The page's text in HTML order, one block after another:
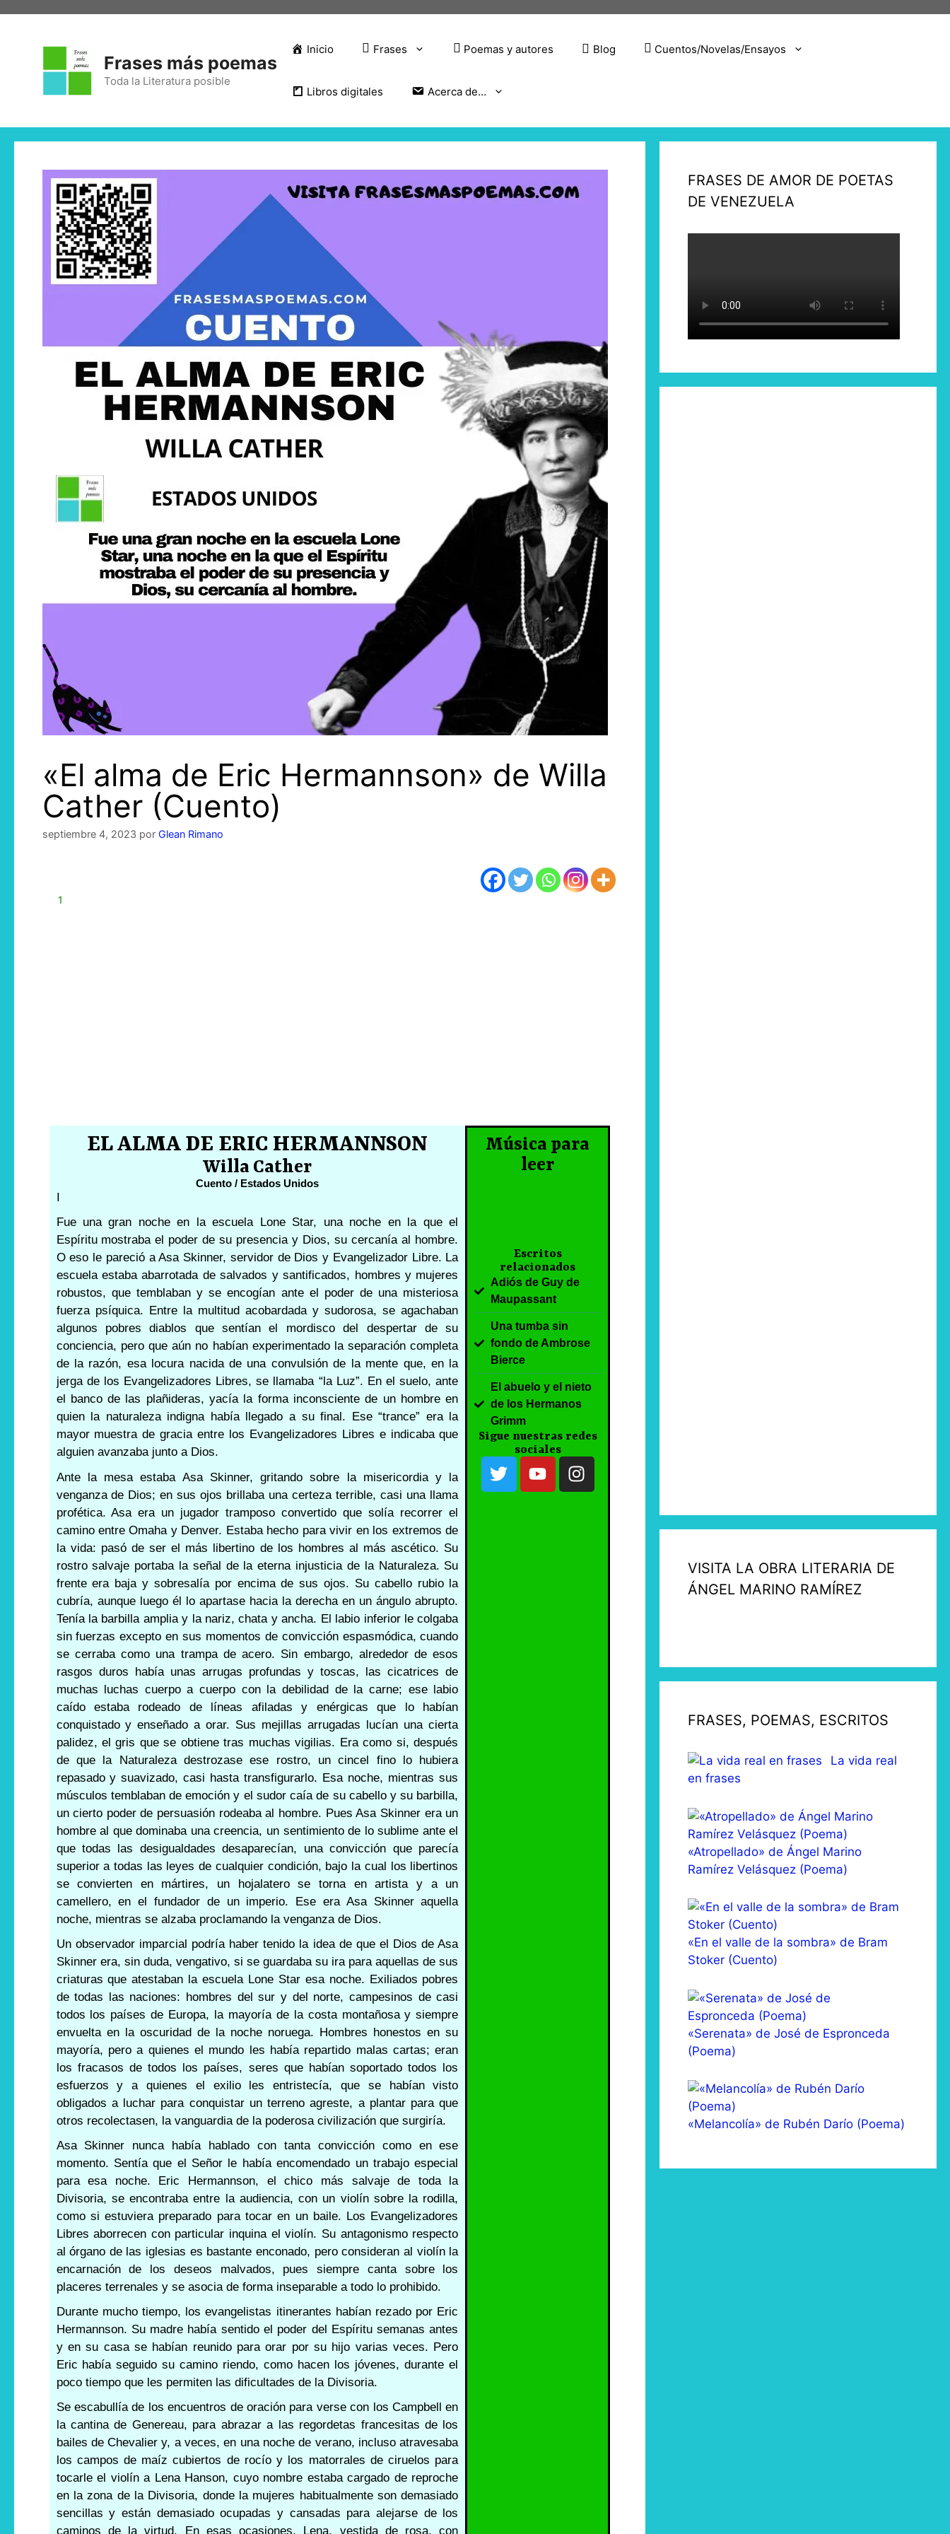
Frases más poemas
Toda la Literatura posible
Inicio Frases Poemas y autores Blog Cuentos/Novelas/Ensayos
Libros digitales Acerca de…
«El alma de Eric Hermannson» de Willa
Cather (Cuento)
septiembre 4, 2023 por Glean Rimano
1
EL ALMA DE ERIC HERMANNSON
Willa Cather
Cuento / Estados Unidos
Fue una gran noche en la escuela Lone Star, una noche en la que el
Espíritu mostraba el poder de su presencia y Dios, su cercanía al hombre.
O eso le pareció a Asa Skinner, servidor de Dios y Evangelizador Libre. La
escuela estaba abarrotada de salvados y santificados, hombres y mujeres
robustos, que temblaban y se encogían ante el poder de una misteriosa
fuerza psíquica. Entre la multitud acobardada y sudorosa, se agachaban
algunos pobres diablos que sentían el mordisco del despertar de su
conciencia, pero que aún no habían experimentado la separación completa
de la razón, esa locura nacida de una convulsión de la mente que, en la
jerga de los Evangelizadores Libres, se llamaba “la Luz”. En el suelo, ante
el banco de las plañideras, yacía la forma inconsciente de un hombre en
quien la naturaleza indigna había llegado a su final. Ese “trance” era la
mayor muestra de gracia entre los Evangelizadores Libres e indicaba que
alguien avanzaba junto a Dios.
Ante la mesa estaba Asa Skinner, gritando sobre la misericordia y la
venganza de Dios; en sus ojos brillaba una certeza terrible, casi una llama
profética. Asa era un jugador tramposo convertido que solía recorrer el
camino entre Omaha y Denver. Estaba hecho para vivir en los extremos de
la vida: pasó de ser el más libertino de los hombres al más ascético. Su
rostro salvaje portaba la señal de la eterna injusticia de la Naturaleza. Su
frente era baja y sobresalía por encima de sus ojos. Su cabello rubio la
cubría, aunque luego él lo apartase hacia la derecha en un ángulo abrupto.
Tenía la barbilla amplia y la nariz, chata y ancha. El labio inferior le colgaba
sin fuerzas excepto en sus momentos de convicción espasmódica, cuando
se cerraba como una trampa de acero. Sin embargo, alrededor de esos
rasgos duros había unas arrugas profundas y toscas, las cicatrices de
muchas luchas cuerpo a cuerpo con la debilidad de la carne; ese labio
caído estaba rodeado de líneas afiladas y enérgicas que lo habían
conquistado y enseñado a orar. Sus mejillas arrugadas lucían una cierta
palidez, el gris que se obtiene tras muchas vigilias. Era como si, después
de que la Naturaleza destrozase ese rostro, un cincel fino lo hubiera
repasado y suavizado, casi hasta transfigurarlo. Esa noche, mientras sus
músculos temblaban de emoción y el sudor caía de su cabello y su barbilla,
un cierto poder de persuasión rodeaba al hombre. Pues Asa Skinner era un
hombre al que dominaba una creencia, un sentimiento de lo sublime ante el
que todas las desigualdades desaparecían, una convicción que parecía
superior a todas las leyes de cualquier condición, bajo la cual los libertinos
se convierten en mártires, un hojalatero se torna en artista y a un
camellero, en el fundador de un imperio. Ese era Asa Skinner aquella
noche, mientras se alzaba proclamando la venganza de Dios.
Un observador imparcial podría haber tenido la idea de que el Dios de Asa
Skinner era, sin duda, vengativo, si se guardaba su ira para aquellas de sus
criaturas que atestaban la escuela Lone Star esa noche. Exiliados pobres
de todas las naciones: hombres del sur y del norte, campesinos de casi
todos los países de Europa, la mayoría de la costa montañosa y siempre
envuelta en la oscuridad de la noche noruega. Hombres honestos en su
mayoría, pero a quienes el mundo les había repartido malas cartas; eran
los fracasos de todos los países, seres que habían soportado todos los
esfuerzos y a quienes el exilio les entristecía, que se habían visto
obligados a luchar para conquistar un terreno agreste, a plantar para que
otros recolectasen, la vanguardia de la poderosa civilización que surgiría.
Asa Skinner nunca había hablado con tanta convicción como en ese
momento. Sentía que el Señor le había encomendado un trabajo especial
para esa noche. Eric Hermannson, el chico más salvaje de toda la
Divisoria, se encontraba entre la audiencia, con un violín sobre la rodilla,
como si estuviera preparado para tocar en un baile. Los Evangelizadores
Libres aborrecen con particular inquina el violín. Su antagonismo respecto
al órgano de las iglesias es bastante enconado, pero consideran al violín la
encarnación de los deseos malvados, pues siempre canta sobre los
placeres terrenales y se asocia de forma inseparable a todo lo prohibido.
Durante mucho tiempo, los evangelistas itinerantes habían rezado por Eric
Hermannson. Su madre había sentido el poder del Espíritu semanas antes
y en su casa se habían reunido para orar por su hijo varias veces. Pero
Eric había seguido su camino riendo, como hacen los jóvenes, durante el
poco tiempo que les permiten las dificultades de la Divisoria.
Se escabullía de los encuentros de oración para verse con los Campbell en
la cantina de Genereau, para abrazar a las regordetas francesitas de los
bailes de Chevalier y, a veces, en una noche de verano, incluso atravesaba
los campos de maíz cubiertos de rocío y los matorrales de ciruelos para
tocarle el violín a Lena Hanson, cuyo nombre estaba cargado de reproche
en la zona de la Divisoria, donde la mujeres habitualmente son demasiado
sencillas y están demasiado ocupadas y cansadas para alejarse de los
caminos de la virtud. En esas ocasiones, Lena, vestida de rosa, con
Música para
leer
Escritos
relacionados
Adiós de Guy de
Maupassant
Una tumba sin
fondo de Ambrose
Bierce
El abuelo y el nieto
de los Hermanos
Grimm
Sigue nuestras redes
sociales
FRASES DE AMOR DE POETAS
DE VENEZUELA
VISITA LA OBRA LITERARIA DE
ÁNGEL MARINO RAMÍREZ
FRASES, POEMAS, ESCRITOS
La vida real
en frases
«Atropellado» de Ángel Marino
Ramírez Velásquez (Poema)
«En el valle de la sombra» de Bram
Stoker (Cuento)
«Serenata» de José de Espronceda
(Poema)
«Melancolía» de Rubén Darío (Poema)